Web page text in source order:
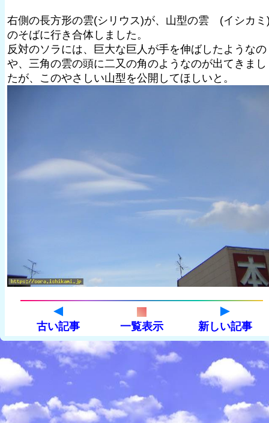
右側の長方形の雲(シリウス)が、山型の雲 (イシカミ
のそばに行き合体しました。
反対のソラには、巨大な巨人が手を伸ばしたようなの
や、三角の雲の頭に二又の角のようなのが出てきまし
たが、このやさしい山型を公開してほしいと。
古い記事 一覧表示 新しい記事